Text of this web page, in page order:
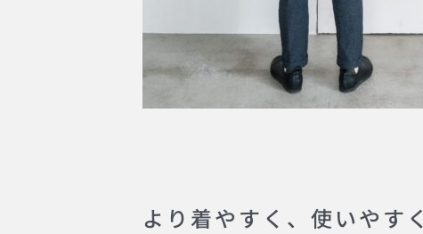
より着やすく、使いやすく